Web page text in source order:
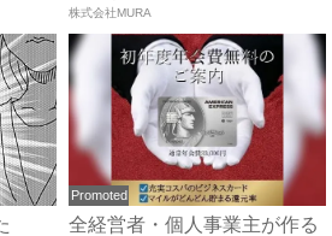
株式会社MURA
Promoted
全経営者・個人事業主が作る